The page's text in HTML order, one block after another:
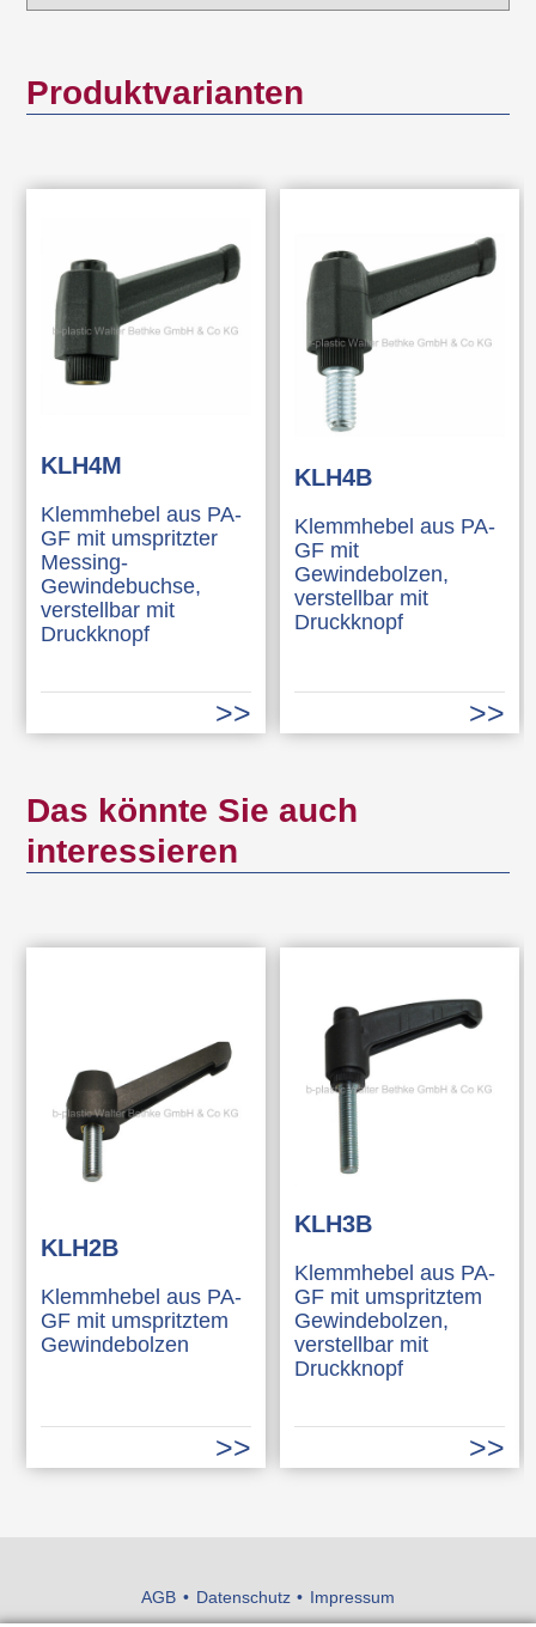
Produktvarianten
KLH4M
Klemmhebel aus PA-
GF mit umspritzter
Messing-
Gewindebuchse,
verstellbar mit
Druckknopf
KLH4B
Klemmhebel aus PA-
GF mit
Gewindebolzen,
verstellbar mit
Druckknopf
Das könnte Sie auch
interessieren
KLH2B
Klemmhebel aus PA-
GF mit umspritztem
Gewindebolzen
KLH3B
Klemmhebel aus PA-
GF mit umspritztem
Gewindebolzen,
verstellbar mit
Druckknopf
AGB Datenschutz Impressum